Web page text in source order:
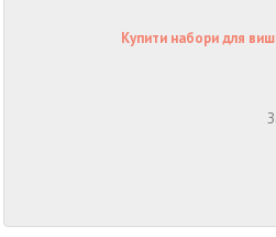
Купити набори для